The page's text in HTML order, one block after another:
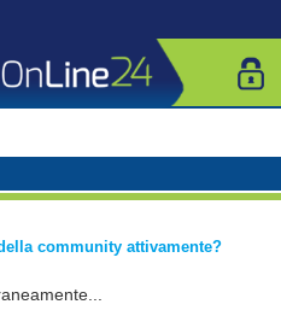
community attivamente?